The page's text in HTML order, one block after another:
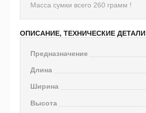
Масса сумки всего 260 грамм !
ОПИСАНИЕ, ТЕХНИЧЕСКИЕ ДЕТАЛИ
Предназначение
Длина
Ширина
Высота